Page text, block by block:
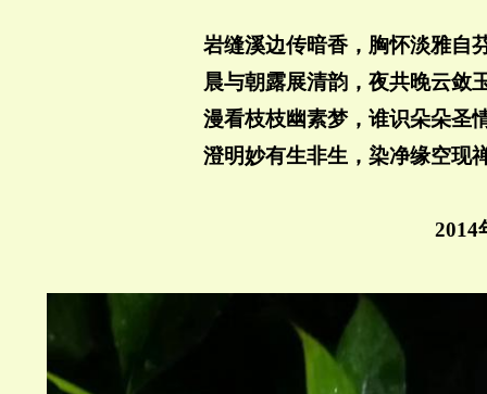
岩缝溪边传暗香，胸怀淡雅自
晨与朝露展清韵，夜共晚云敛
漫看枝枝幽素梦，谁识朵朵圣
澄明妙有生非生，染净缘空现
2014